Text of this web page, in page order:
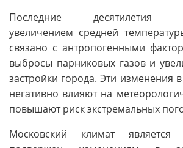
Последние десятилетия
увеличением средней
связано с антропогенными
выбросы парниковых газов и
застройки города. Эти изменения
негативно влияют на
повышают риск экстремальных
Московский климат